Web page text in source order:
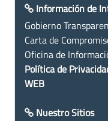
Información de
Gobierno
Carta de
Oficina de
Política de
WEB
Nuestro Sitios